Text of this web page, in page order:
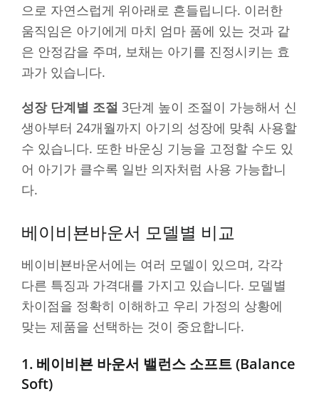
으로 자연스럽게 위아래로 흔들립니다. 이러한
움직임은 아기에게 마치 엄마 품에 있는 것과 같
은 안정감을 주며, 보채는 아기를 진정시키는 효
과가 있습니다.
성장 단계별 조절 3단계 높이 조절이 가능해서 신
생아부터 24개월까지 아기의 성장에 맞춰 사용할
수 있습니다. 또한 바운싱 기능을 고정할 수도 있
어 아기가 클수록 일반 의자처럼 사용 가능합니
다.
베이비뵨바운서 모델별 비교
베이비뵨바운서에는 여러 모델이 있으며, 각각
다른 특징과 가격대를 가지고 있습니다. 모델별
차이점을 정확히 이해하고 우리 가정의 상황에
맞는 제품을 선택하는 것이 중요합니다.
1. 베이비뵨 바운서 밸런스 소프트 (Balance
Soft)